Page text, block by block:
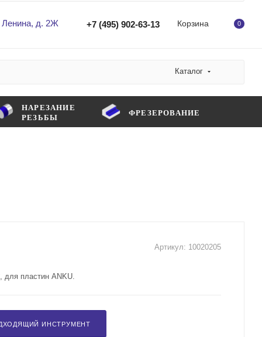
Ленина, д. 2Ж +7 (495) 902-63-13 Корзина 0
Каталог
НАРЕЗАНИЕ
РЕЗЬБЫ
ФРЕЗЕРОВАНИЕ
Артикул: 10020205
для пластин ANKU.
ИНСТРУМЕНТ